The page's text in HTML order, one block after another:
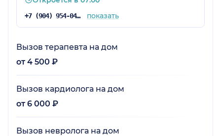
+7 (904) 954-04-36 показать
Вызов терапевта на дом
от 4 500 ₽
Вызов кардиолога на дом
от 6 000 ₽
Вызов невролога на дом